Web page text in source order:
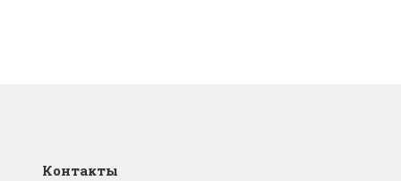
Контакты